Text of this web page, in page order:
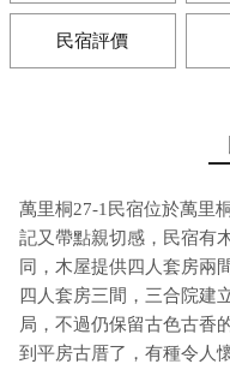
民宿評價
萬里桐27-1民宿位於萬里
記又帶點親切感，民宿有
同，木屋提供四人套房兩
四人套房三間，三合院建
局，不過仍保留古色古香
到平房古厝了，有種令人